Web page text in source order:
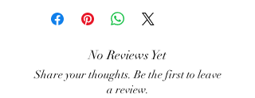
Minéraux en Lithothérapie n'exclut en
aucun cas la poursuite d'un traitement
C'est un complément.
No Reviews Yet
Share your thoughts. Be the first to leave
a review.